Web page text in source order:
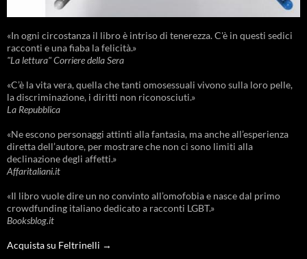
«In ogni circostanza il libro è intriso di tenerezza. C'è in questi sedici
racconti e una fiaba la felicità.»
"La lettura" Corriere della Sera
«C’è la vita vera, quella che tanti omosessuali vivono sulla loro pelle,
la discriminazione, i diritti non riconosciuti.»
La Repubblica
«Ne escono personaggi attinti alla fantasia, ma anche all’esperienza
diretta dell’autore, per mostrare che non ci sono limiti alla
declinazione degli affetti.»
Affaritaliani.it
«Il libro vuole dire un no convinto all’omofobia e nasce dal primo
crowdfunding italiano dedicato a racconti LGBT.»
Booksblog.it
Acquista su Feltrinelli →